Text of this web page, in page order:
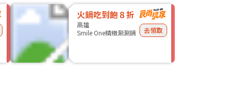
火鍋吃到飽８折
高雄
Smile One精緻涮涮鍋
去領取